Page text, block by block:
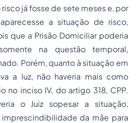
já fosse de sete meses e, por
a situação de risco,
que a Prisão Domiciliar poderia
na questão temporal,
Porém, quanto à situação em
a luz, não haveria mais como
no inciso IV, do artigo 318, CPP.
o Juiz sopesar a situação,
da mãe para